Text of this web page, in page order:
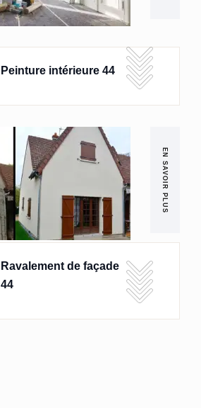
Peinture intérieure 44
EN SAVOIR PLUS
Ravalement de façade
44